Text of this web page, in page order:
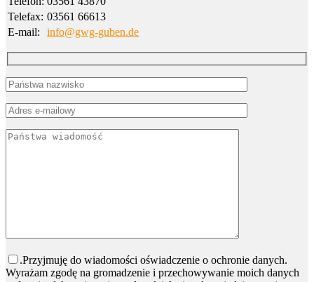
Telefax: 03561 66613
E-mail:
info@gwg-guben.de
Bitte lasse dieses Feld leer.
.Przyjmuję do wiadomości oświadczenie o ochronie danych.
Wyrażam zgodę na gromadzenie i przechowywanie moich danych